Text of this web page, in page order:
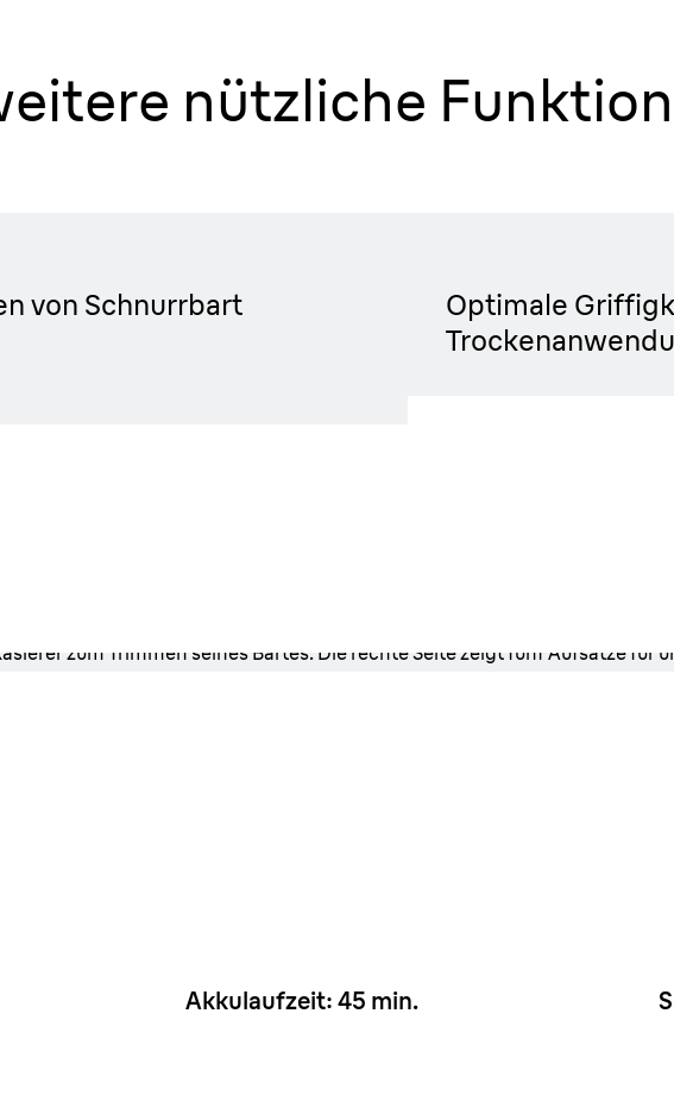
nützliche
von Schnurrbart
Optimale
Akkulaufzeit: 45 min.